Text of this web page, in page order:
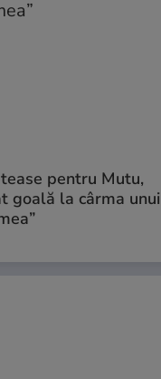
pentru Mutu,
goală la cârma unui